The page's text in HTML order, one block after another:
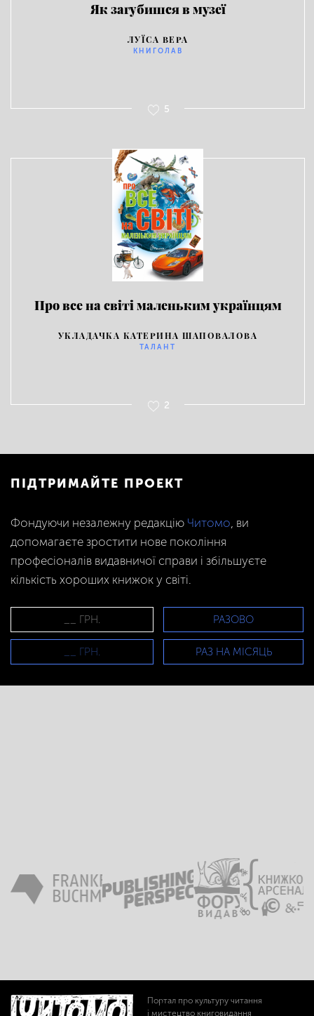
Як загубишся в музеї
ЛУЇСА ВЕРА
КНИГОЛАВ
5
Про все на світі маленьким українцям
УКЛАДАЧКА КАТЕРИНА ШАПОВАЛОВА
ТАЛАНТ
2
ПІДТРИМАЙТЕ ПРОЕКТ
Фондуючи незалежну редакцію Читомо, ви
допомагаєте зростити нове покоління
професіоналів видавничої справи і збільшуєте
кількість хороших книжок у світі.
РАЗОВО
РАЗ НА МІСЯЦЬ
Портал про культуру читання
і мистецтво книговидання